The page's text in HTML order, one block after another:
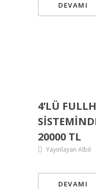
DEVAMI
4’LÜ
20000 TL
Yayınlayan Albil
DEVAMI